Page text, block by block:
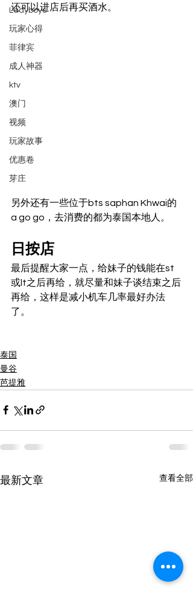
Ladyboys
玩家心得
菲律宾
成人神器
ktv
澳门
视频
玩家故事
优惠卷
芽庄
还可以进店后再买酒水。
另外还有一些位于bts saphan Khwai的
a go go，去消费的都为泰国本地人。
日按店
最后提醒大家一点，给妹子的钱能在st
或lt之后再给，就尽量和妹子谈结束之后
再给，这样是减小机车几率最好办法
了。
泰国
曼谷
芭提雅
最新文章 查看全部